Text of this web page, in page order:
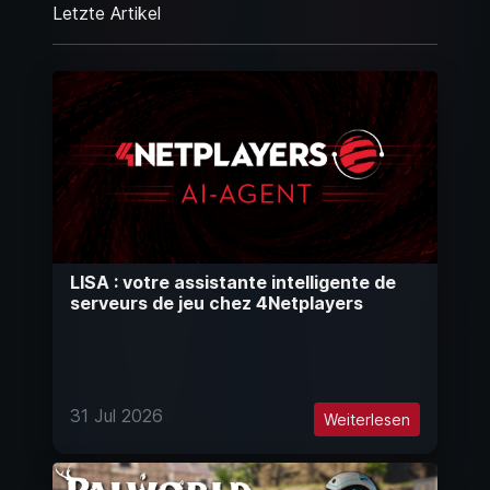
Letzte Artikel
LISA : votre assistante intelligente de
serveurs de jeu chez 4Netplayers
31 Jul 2026 Weiterlesen